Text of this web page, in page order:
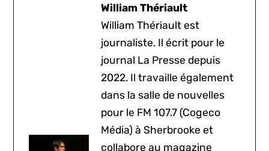
William Thériault
William Thériault est
journaliste. Il écrit pour le
journal La Presse depuis
2022. Il travaille également
dans la salle de nouvelles
pour le FM 107.7 (Cogeco
Média) à Sherbrooke et
collabore au magazine